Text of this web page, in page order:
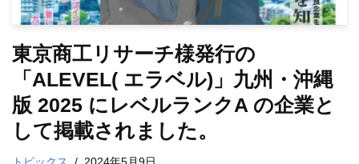
東京商工リサーチ様発行の
「ALEVEL( エラベル)」九州・沖縄
版 2025 にレベルランクA の企業と
して掲載されました。